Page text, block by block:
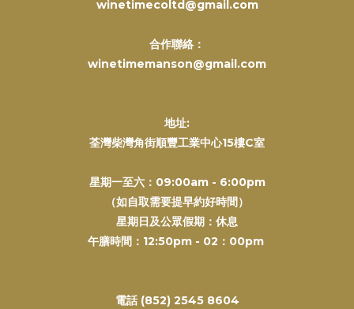
winetimecoltd@gmail.com
合作聯絡：
winetimemanson@gmail.com
地址:
荃灣柴灣角街順豐工業中心15樓C室
星期一至六：09:00am - 6:00pm
（如自取需要提早約好時間）
星期日及公眾假期：休息
午膳時間：12:50pm - 02：00pm
電話 (852) 2545 8604